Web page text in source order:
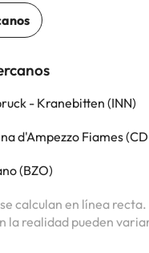
- Kranebitten (INN)
d'Ampezzo Fiames
(BZO)
calculan en línea recta.
la realidad pueden